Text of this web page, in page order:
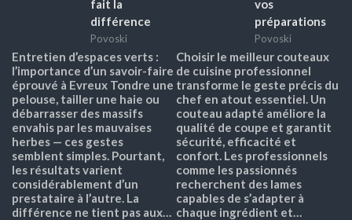
fait la
différence
Povoski
Entretien d’espaces verts :
l’importance d’un savoir-faire
éprouvé à Evreux Tondre une
pelouse, tailler une haie ou
débarrasser des massifs
envahis par les mauvaises
herbes — ces gestes
semblent simples. Pourtant,
les résultats varient
considérablement d’un
prestataire à l’autre. La
différence ne tient pas aux…
vos
préparations
Povoski
Choisir le meilleur couteaux
de cuisine professionnel
transforme le geste précis du
chef en atout essentiel. Un
couteau adapté améliore la
qualité de coupe et garantit
sécurité, efficacité et
confort. Les professionnels
comme les passionnés
recherchent des lames
capables de s’adapter à
chaque ingrédient et…